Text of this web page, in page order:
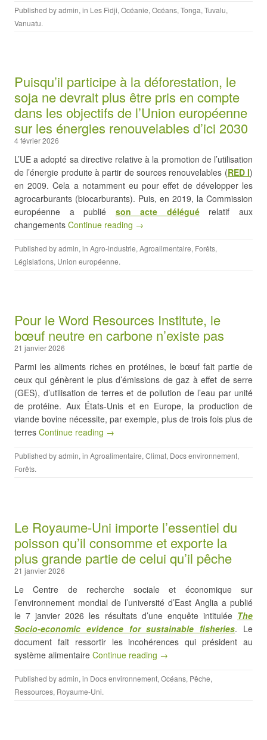
Published byadmin, in Les Fidji, Océanie, Océans, Tonga, Tuvalu,
Vanuatu.
Puisqu’il participe à la déforestation, le
soja ne devrait plus être pris en compte
dans les objectifs de l’Union européenne
sur les énergies renouvelables d’ici 2030
4 février 2026
L’UE a adopté sa directive relative à la promotion de l’utilisation
de l’énergie produite à partir de sources renouvelables (RED I)
en 2009. Cela a notamment eu pour effet de développer les
agrocarburants (biocarburants). Puis, en 2019, la Commission
européenne a publié son acte déléguérelatif aux
changements Continue reading →
Published byadmin, in Agro-industrie, Agroalimentaire, Forêts,
Législations, Union européenne.
Pour le Word Resources Institute, le
bœuf neutre en carbone n’existe pas
21 janvier 2026
Parmi les aliments riches en protéines, le bœuf fait partie de
ceux qui génèrent le plus d’émissions de gaz à effet de serre
(GES), d’utilisation de terres et de pollution de l’eau par unité
de protéine. Aux États-Unis et en Europe, la production de
viande bovine nécessite, par exemple, plus de trois fois plus de
terres Continue reading →
Published byadmin, in Agroalimentaire, Climat, Docs environnement,
Forêts.
Le Royaume-Uni importe l’essentiel du
poisson qu’il consomme et exporte la
plus grande partie de celui qu’il pêche
21 janvier 2026
Le Centre de recherche sociale et économique sur
l’environnement mondial de l’université d’East Anglia a publié
le 7 janvier 2026 les résultats d’une enquête intitulée The
Socio-economic evidence for sustainable fisheries. Le
document fait ressortir les incohérences qui président au
système alimentaire Continue reading →
Published byadmin, in Docs environnement, Océans, Pêche,
Ressources, Royaume-Uni.